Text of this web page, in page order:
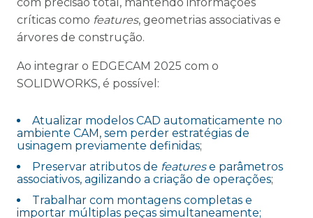
críticas como features, geometrias associativas e
árvores de construção.
Ao integrar o EDGECAM 2025 com o
SOLIDWORKS, é possível:
Atualizar modelos CAD automaticamente no
ambiente CAM, sem perder estratégias de
usinagem previamente definidas;
Preservar atributos de featurese parâmetros
associativos, agilizando a criação de operações;
Trabalhar com montagens completas e
importar múltiplas peças simultaneamente;